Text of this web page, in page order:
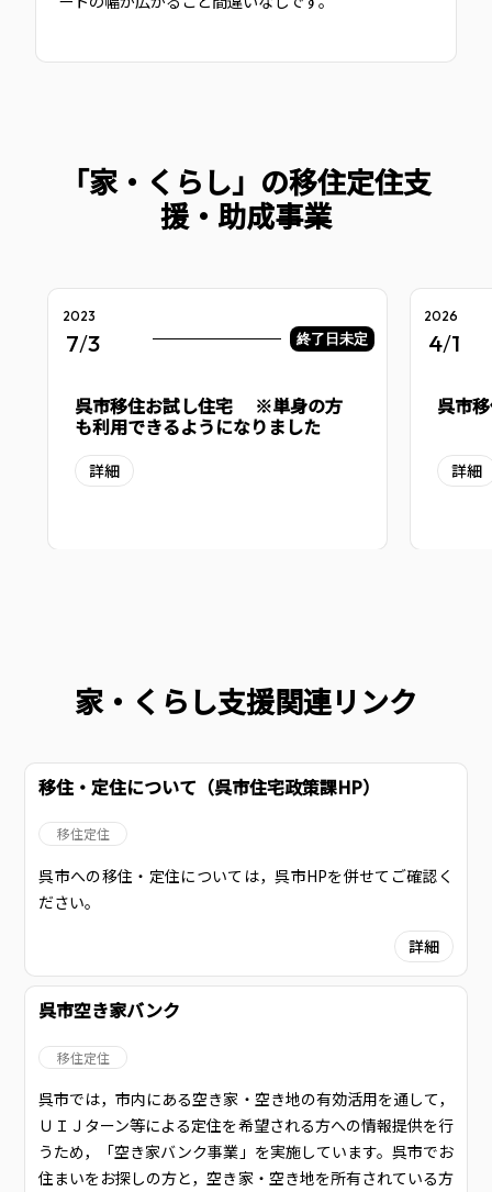
「家・くらし」の移住定住支
援・助成事業
2023
7/3 終了日未定
呉市移住お試し住宅 ※単身の方
も利用できるようになりました
詳細
2026
4/1
呉市
詳細
家・くらし支援関連リンク
移住・定住について（呉市住宅政策課HP）
移住定住
呉市への移住・定住については，呉市HPを併せてご確認く
ださい。
詳細
呉市空き家バンク
移住定住
呉市では，市内にある空き家・空き地の有効活用を通して，
ＵＩＪターン等による定住を希望される方への情報提供を行
うため，「空き家バンク事業」を実施しています。呉市でお
住まいをお探しの方と，空き家・空き地を所有されている方